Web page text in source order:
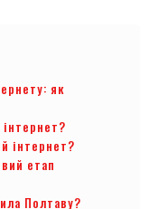
як
інтернет?
етап
Полтаву?